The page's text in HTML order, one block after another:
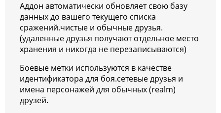
Аддон автоматически обновляет свою базу
данных до вашего текущего списка
сражений.чистые и обычные друзья.
(удаленные друзья получают отдельное место
хранения и никогда не перезаписываются)
Боевые метки используются в качестве
идентификатора для боя.сетевые друзья и
имена персонажей для обычных (realm)
друзей.